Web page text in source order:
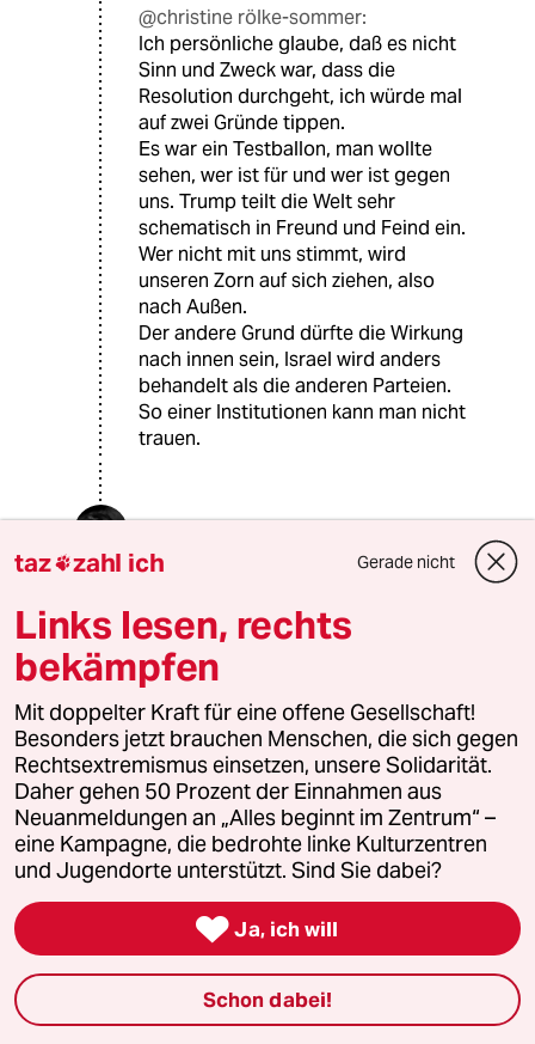
@christine rölke-sommer:
Ich persönliche glaube, daß es nicht
Sinn und Zweck war, dass die
Resolution durchgeht, ich würde mal
auf zwei Gründe tippen.
Es war ein Testballon, man wollte
sehen, wer ist für und wer ist gegen
uns. Trump teilt die Welt sehr
schematisch in Freund und Feind ein.
Wer nicht mit uns stimmt, wird
unseren Zorn auf sich ziehen, also
nach Außen.
Der andere Grund dürfte die Wirkung
nach innen sein, Israel wird anders
behandelt als die anderen Parteien.
So einer Institutionen kann man nicht
trauen.
09.12.2018
wahnsinnig schlau
G Günter
09.12.2018,11:08 Uhr
@christine rölke-sommer:
Wie sagt man, die BDS- Bewegung
holt die Leute da ab, wo sie gerade
sind. Sie ist eine
Sammlungsbewegung, für das was
Christen emotional am meisten
bewegt, seit es das Christentum gibt.
meistkommentiert
taz zahl ich Gerade nicht
Links lesen, rechts
bekämpfen
Mit doppelter Kraft für eine offene Gesellschaft!
Besonders jetzt brauchen Menschen, die sich gegen
Rechtsextremismus einsetzen, unsere Solidarität.
Daher gehen 50 Prozent der Einnahmen aus
Neuanmeldungen an „Alles beginnt im Zentrum“ –
eine Kampagne, die bedrohte linke Kulturzentren
und Jugendorte unterstützt. Sind Sie dabei?
 Ja, ich will
Schon dabei!